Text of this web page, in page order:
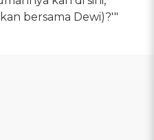
bersama Dewi)?'"